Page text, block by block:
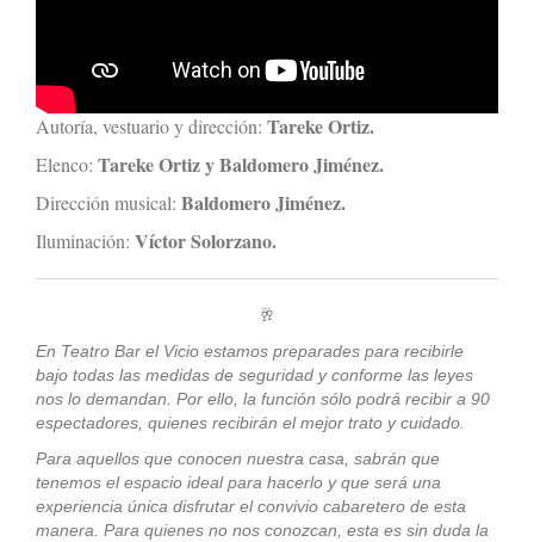
Autoría, vestuario y dirección: Tareke Ortiz.
Elenco: Tareke Ortiz y Baldomero Jiménez.
Dirección musical: Baldomero Jiménez.
Iluminación: Víctor Solorzano.
🥂
En Teatro Bar el Vicio estamos preparades para recibirle
bajo todas las medidas de seguridad y conforme las leyes
nos lo demandan. Por ello, la función sólo podrá recibir a 90
espectadores, quienes recibirán el mejor trato y cuidado.
Para aquellos que conocen nuestra casa, sabrán que
tenemos el espacio ideal para hacerlo y que será una
experiencia única disfrutar el convivio cabaretero de esta
manera. Para quienes no nos conozcan, esta es sin duda la